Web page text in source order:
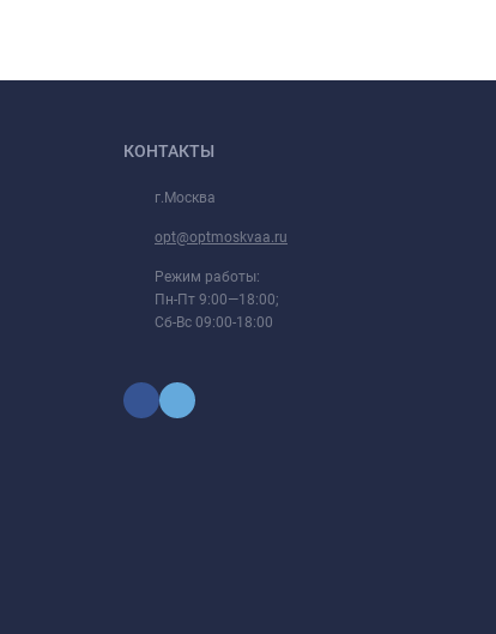
КОНТАКТЫ
г.Москва
opt@optmoskvaa.ru
Режим работы:
Пн-Пт 9:00—18:00;
Сб-Вс 09:00-18:00